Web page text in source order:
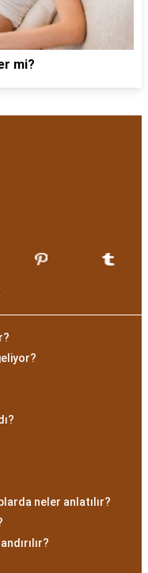
mi?
neler anlatılır?